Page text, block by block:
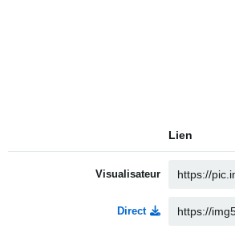
Lien
Visualisateur
Direct